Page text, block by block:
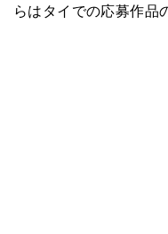
らはタイでの応募作品